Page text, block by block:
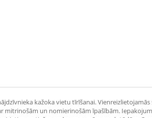
kažoka vietu tīrīšanai.
mitrinošām un nomierinošām īpašībām.